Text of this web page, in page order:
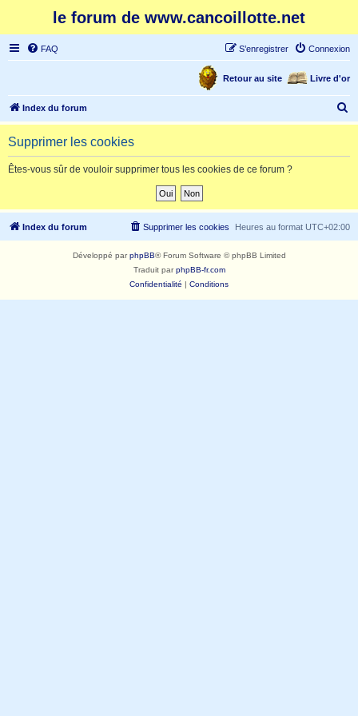
le forum de www.cancoillotte.net
FAQ Connexion
S’enregistrer
Livre d'or
Retour au site
Index du forum
e
h
Supprimer les cookies
Êtes-vous sûr de vouloir supprimer tous les cookies de ce forum ?
Index du forum Heures au format UTC+02:00
Supprimer les cookies
Développé parphpBB® Forum Software © phpBB Limited
Traduit parphpBB-fr.com
Confidentialité | Conditions